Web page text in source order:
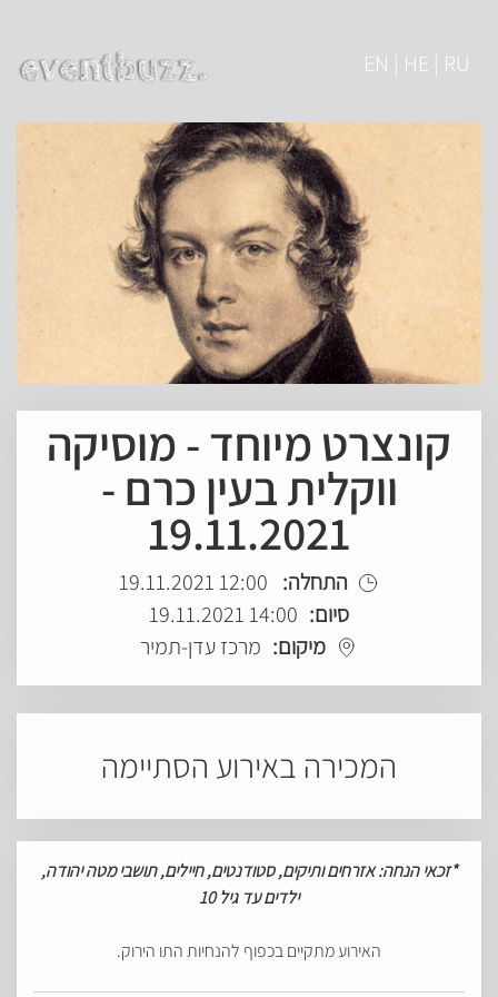
EN | HE | RU
קונצרט מיוחד - מוסיקה
ווקלית בעין כרם -
19.11.2021
התחלה: 12:00 19.11.2021
סיום: 14:00 19.11.2021
מיקום: מרכז עדן-תמיר
המכירה באירוע הסתיימה
*זכאי הנחה: אזרחיםותיקים, סטודנטים, חיילים, תושבי מטה יהודה,
ילדים עד גיל 10
האירוע מתקיים בכפוף להנחיות התו הירוק.